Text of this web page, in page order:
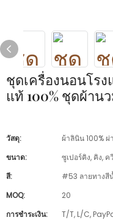
ชุดเครื่องนอนโร
แท้ 100% ชุดผ้า
วัสดุ:
ผ้าลินิน 100%
ขนาด:
ซูเปอร์คิง, คิง, ค
สี:
#53 ลายทางสี
MOQ:
20
การชำระเงิน:
T/T, L/C,